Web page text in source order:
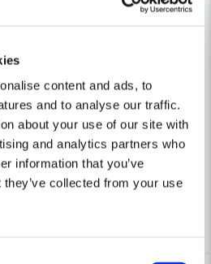
content and ads, to
and to analyse our traffic.
about your use of our site with
and analytics partners who
information that you’ve
collected from your use
fråga
FRESH
Fresh Tallriksventil TL125 Trä
349 kr
268 kr
Leveranstid ifrån leverantör ca
3-7 arbetsdagar